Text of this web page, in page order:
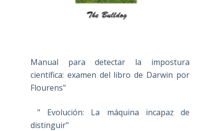
Manual para detectar la impostura
científica: examen del libro de Darwin por
Flourens"
" Evolución: La máquina incapaz de
distinguir"